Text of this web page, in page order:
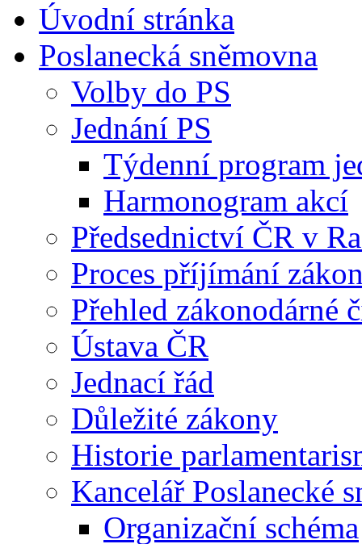
Úvodní stránka
Poslanecká sněmovna
Volby do PS
Jednání PS
Týdenní program
Harmonogram akcí
Předsednictví ČR v
Proces příjímání
Přehled zákonodárné
Ústava ČR
Jednací řád
Důležité zákony
Historie
Kancelář Poslanecké
Organizační schéma